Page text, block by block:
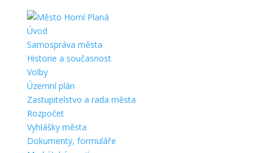
Úvod
Samospráva města
Historie a současnost
Volby
Územní plán
Zastupitelstvo a rada města
Rozpočet
Vyhlášky města
Dokumenty, formuláře